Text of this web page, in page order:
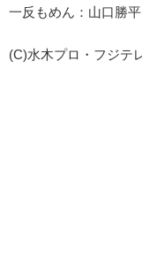
一反もめん：山口勝平
(C)水木プロ・フジテ